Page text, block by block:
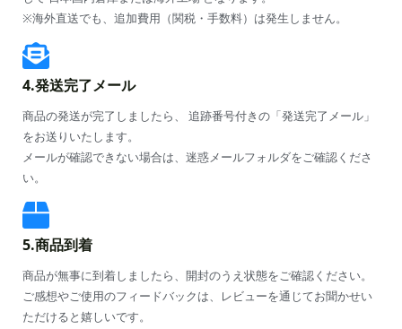
※海外直送でも、追加費用（関税・手数料）は発生しません。
4.発送完了メール
商品の発送が完了しましたら、 追跡番号付きの「発送完了メール」
をお送りいたします。
メールが確認できない場合は、迷惑メールフォルダをご確認くださ
い。
5.商品到着
商品が無事に到着しましたら、開封のうえ状態をご確認ください。
ご感想やご使用のフィードバックは、レビューを通じてお聞かせい
ただけると嬉しいです。